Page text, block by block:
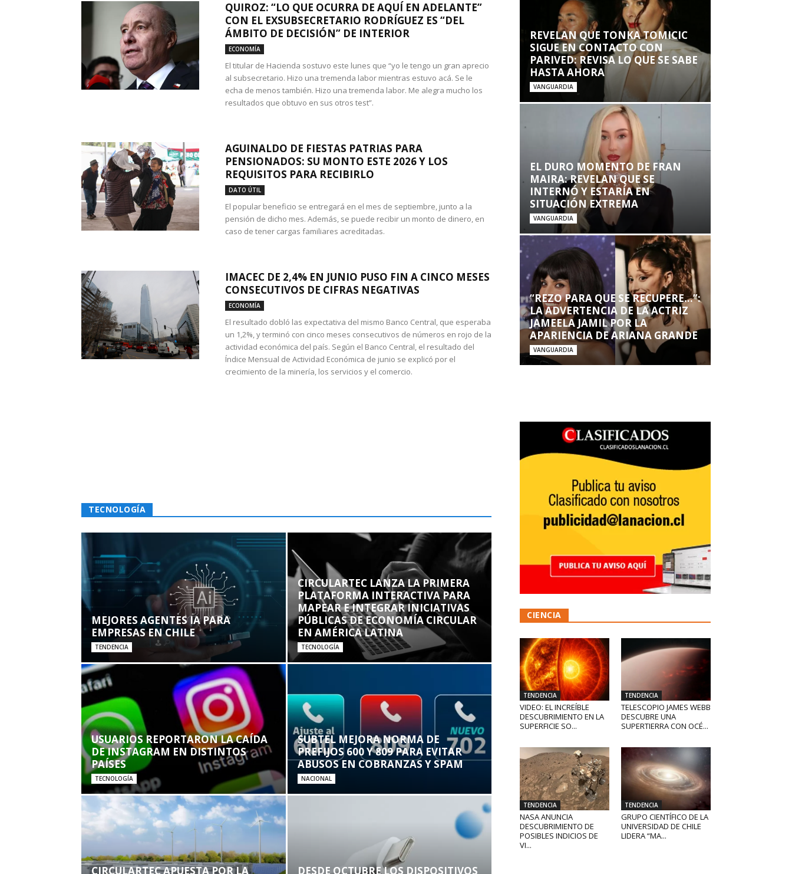
QUIROZ: “LO QUE OCURRA DE AQUÍ EN ADELANTE”
CON EL EXSUBSECRETARIO RODRÍGUEZ ES “DEL
ÁMBITO DE DECISIÓN” DE INTERIOR
ECONOMÍA
El titular de Hacienda sostuvo este lunes que “yo le tengo un gran aprecio
al subsecretario. Hizo una tremenda labor mientras estuvo acá. Se le
echa de menos también. Hizo una tremenda labor. Me alegra mucho los
resultados que obtuvo en sus otros test”.
AGUINALDO DE FIESTAS PATRIAS PARA
PENSIONADOS: SU MONTO ESTE 2026 Y LOS
REQUISITOS PARA RECIBIRLO
DATO ÚTIL
El popular beneficio se entregará en el mes de septiembre, junto a la
pensión de dicho mes. Además, se puede recibir un monto de dinero, en
caso de tener cargas familiares acreditadas.
IMACEC DE 2,4% EN JUNIO PUSO FIN A CINCO MESES
CONSECUTIVOS DE CIFRAS NEGATIVAS
ECONOMÍA
El resultado dobló las expectativa del mismo Banco Central, que esperaba
un 1,2%, y terminó con cinco meses consecutivos de números en rojo de la
actividad económica del país. Según el Banco Central, el resultado del
Índice Mensual de Actividad Económica de junio se explicó por el
crecimiento de la minería, los servicios y el comercio.
TECNOLOGÍA
MEJORES AGENTES IA PARA
EMPRESAS EN CHILE
TENDENCIA
CIRCULARTEC LANZA LA PRIMERA
PLATAFORMA INTERACTIVA PARA
MAPEAR E INTEGRAR INICIATIVAS
PÚBLICAS DE ECONOMÍA CIRCULAR
EN AMÉRICA LATINA
TECNOLOGÍA
USUARIOS REPORTARON LA CAÍDA
DE INSTAGRAM EN DISTINTOS
PAÍSES
TECNOLOGÍA
SUBTEL MEJORA NORMA DE
PREFIJOS 600 Y 809 PARA EVITAR
ABUSOS EN COBRANZAS Y SPAM
NACIONAL
CIRCULARTEC APUESTA POR LA DESDE OCTUBRE LOS DISPOSITIVOS
REVELAN QUE TONKA TOMICIC
SIGUE EN CONTACTO CON
PARIVED: REVISA LO QUE SE SABE
HASTA AHORA
VANGUARDIA
EL DURO MOMENTO DE FRAN
MAIRA: REVELAN QUE SE
INTERNÓ Y ESTARÍA EN
SITUACIÓN EXTREMA
VANGUARDIA
“REZO PARA QUE SE RECUPERE…”:
LA ADVERTENCIA DE LA ACTRIZ
JAMEELA JAMIL POR LA
APARIENCIA DE ARIANA GRANDE
VANGUARDIA
CIENCIA
TENDENCIA
VIDEO: EL INCREÍBLE
DESCUBRIMIENTO EN LA
SUPERFICIE SO...
TENDENCIA
TELESCOPIO JAMES WEBB
DESCUBRE UNA
SUPERTIERRA CON OCÉ...
TENDENCIA
NASA ANUNCIA
DESCUBRIMIENTO DE
POSIBLES INDICIOS DE
VI...
TENDENCIA
GRUPO CIENTÍFICO DE LA
UNIVERSIDAD DE CHILE
LIDERA “MA...